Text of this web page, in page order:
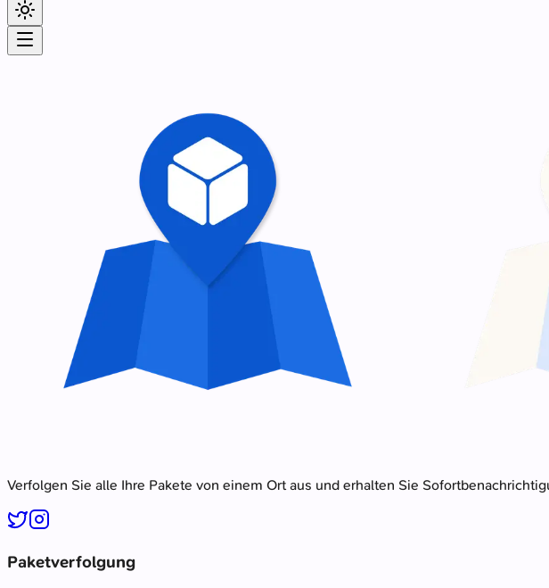
Verfolgen Sie alle Ihre Pakete von einem Ort aus und erhalten Sie
Paketverfolgung